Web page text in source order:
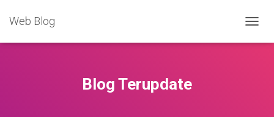
Web Blog
Blog Terupdate